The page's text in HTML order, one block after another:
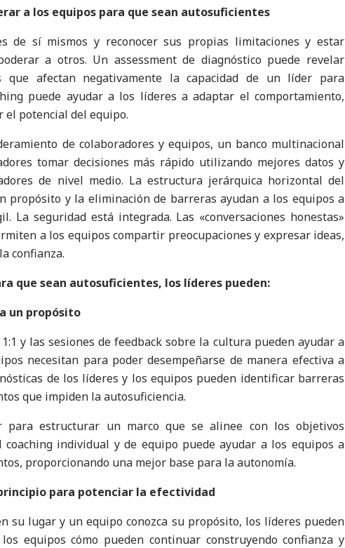
a los equipos para que sean autosuficientes
de sí mismos y reconocer sus propias limitaciones y estar
a otros. Un assessment de diagnóstico puede revelar
que afectan negativamente la capacidad de un líder para
puede ayudar a los líderes a adaptar el comportamiento,
el potencial del equipo.
de colaboradores y equipos, un banco multinacional
tomar decisiones más rápido utilizando mejores datos y
de nivel medio. La estructura jerárquica horizontal del
propósito y la eliminación de barreras ayudan a los equipos a
La seguridad está integrada. Las «conversaciones honestas»
a los equipos compartir preocupaciones y expresar ideas,
confianza.
que sean autosuficientes, los líderes pueden:
un propósito
y las sesiones de feedback sobre la cultura pueden ayudar a
necesitan para poder desempeñarse de manera efectiva a
de los líderes y los equipos pueden identificar barreras
que impiden la autosuficiencia.
para estructurar un marco que se alinee con los objetivos
coaching individual y de equipo puede ayudar a los equipos a
proporcionando una mejor base para la autonomía.
para potenciar la efectividad
su lugar y un equipo conozca su propósito, los líderes pueden
equipos cómo pueden continuar construyendo confianza y